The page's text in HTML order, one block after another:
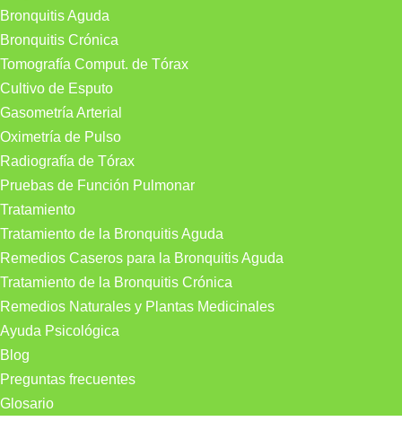
Bronquitis Aguda
Bronquitis Crónica
Tomografía Comput. de Tórax
Cultivo de Esputo
Gasometría Arterial
Oximetría de Pulso
Radiografía de Tórax
Pruebas de Función Pulmonar
Tratamiento
Tratamiento de la Bronquitis Aguda
Remedios Caseros para la Bronquitis Aguda
Tratamiento de la Bronquitis Crónica
Remedios Naturales y Plantas Medicinales
Ayuda Psicológica
Blog
Preguntas frecuentes
Glosario